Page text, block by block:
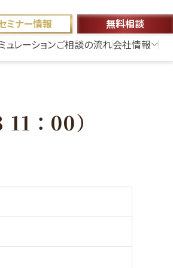
ミナー情報 無料相談
ュレーションご相談の流れ会社情報
：00）